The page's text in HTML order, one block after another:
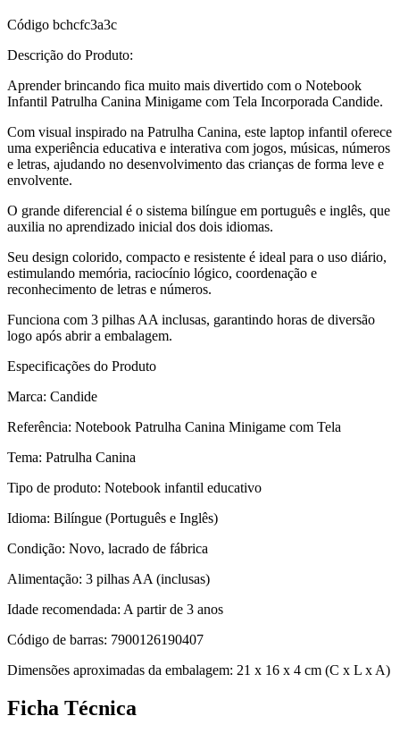
Código bchcfc3a3c
Descrição do Produto:
Aprender brincando fica muito mais divertido com o Notebook
Infantil Patrulha Canina Minigame com Tela Incorporada Candide.
Com visual inspirado na Patrulha Canina, este laptop infantil oferece
uma experiência educativa e interativa com jogos, músicas, números
e letras, ajudando no desenvolvimento das crianças de forma leve e
envolvente.
O grande diferencial é o sistema bilíngue em português e inglês, que
auxilia no aprendizado inicial dos dois idiomas.
Seu design colorido, compacto e resistente é ideal para o uso diário,
estimulando memória, raciocínio lógico, coordenação e
reconhecimento de letras e números.
Funciona com 3 pilhas AA inclusas, garantindo horas de diversão
logo após abrir a embalagem.
Especificações do Produto
Marca: Candide
Referência: Notebook Patrulha Canina Minigame com Tela
Tema: Patrulha Canina
Tipo de produto: Notebook infantil educativo
Idioma: Bilíngue (Português e Inglês)
Condição: Novo, lacrado de fábrica
Alimentação: 3 pilhas AA (inclusas)
Idade recomendada: A partir de 3 anos
Código de barras: 7900126190407
Dimensões aproximadas da embalagem: 21 x 16 x 4 cm (C x L x A)
Ficha Técnica